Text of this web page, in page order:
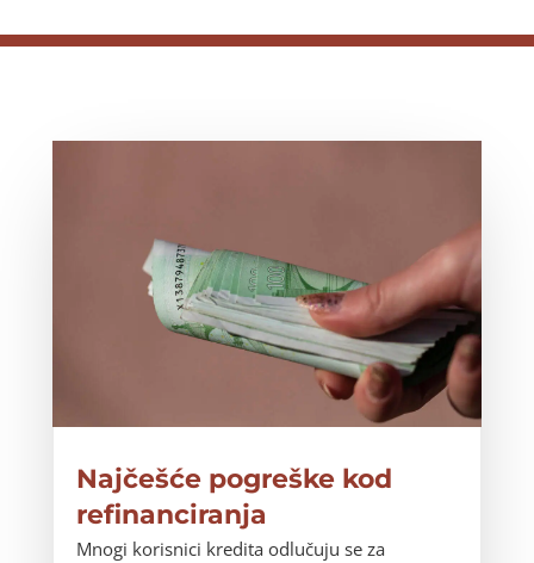
Najčešće pogreške kod
refinanciranja
Mnogi korisnici kredita odlučuju se za